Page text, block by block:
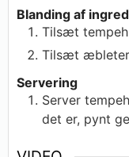
Blanding af
Tilsæt
Tilsæt
Servering
Server
det er, pynt